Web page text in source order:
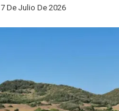
7 De Julio De 2026